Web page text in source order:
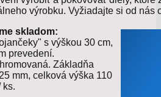
výrobku. Vyžiadajte si od nás
skladom:
s výškou 30 cm,
prevedení.
Základňa
mm, celková výška 110
ks.